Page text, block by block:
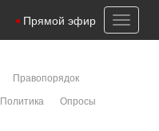
Toggle
Прямой эфир
Правопорядок
Политика
Опросы